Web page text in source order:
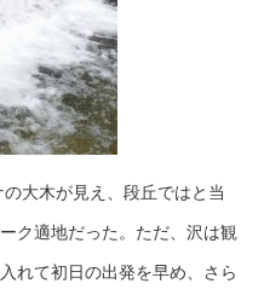
大木が見え、段丘ではと当
ク適地だった。ただ、沢は観
れて初日の出発を早め、さら